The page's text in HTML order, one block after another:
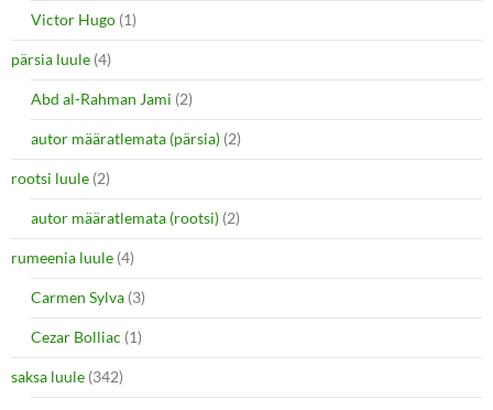
Victor Hugo (1)
pärsia luule (4)
Abd al-Rahman Jami (2)
autor määratlemata (pärsia) (2)
rootsi luule (2)
autor määratlemata (rootsi) (2)
rumeenia luule (4)
Carmen Sylva (3)
Cezar Bolliac (1)
saksa luule (342)